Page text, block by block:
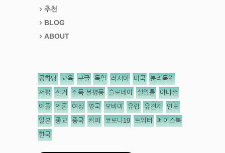
추천
BLOG
ABOUT
공화당 교육 구글 독일 러시아 미국 분리독립
서평 선거 소득 불평등 슬로데이 실업률 아마존
애플 언론 여성 영국 오바마 유럽 유전자 인도
일본 종교 중국 커피 코로나19 트위터 페이스북
한국